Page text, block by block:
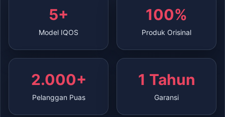
5+
Model IQOS
100%
Produk Orisinal
2.000+
Pelanggan Puas
1 Tahun
Garansi